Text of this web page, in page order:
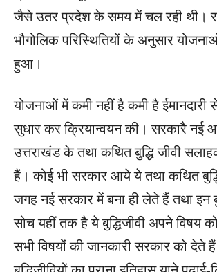
जैसे उतर प्रदेश के समय में चल रही थी।
भौगोलिक परिस्थितियों के अनुसार
हुआ।
योजनाओं में कमी नहीं है कमी है ईमानदारी
सुधार कर क्रियान्वयन की। सरकारै नई
उत्तराखंड के तथा कथित बुद्धि जीवी
हैं। कोई भी सरकार आये ये तथा कथित
जगह नई सरकार में बना ही लेते हैं तथा इन
सोच यहीं तक है ये बुद्धिजीवी अपने विषय
सभी विषयों की जानकारी सरकार को देते